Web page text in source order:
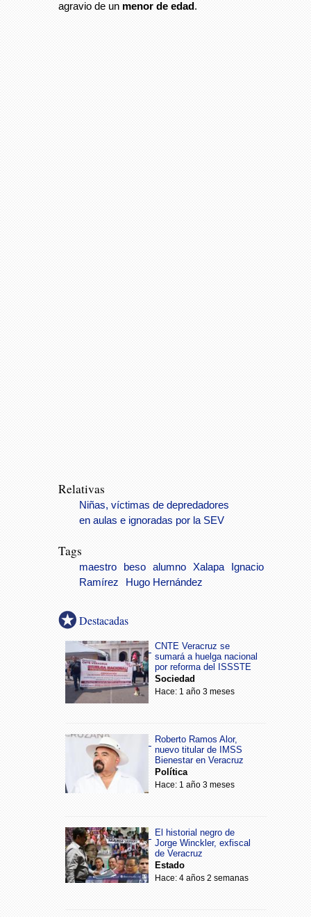
agravio de un menor de edad.
Relativas
Niñas, víctimas de depredadores
en aulas e ignoradas por la SEV
Tags
maestro beso alumno Xalapa
Ignacio
Ramírez
Hugo Hernández
Destacadas
CNTE Veracruz se
sumará a huelga nacional
por reforma del ISSSTE
Sociedad
Hace: 1 año 3 meses
Roberto Ramos Alor,
nuevo titular de IMSS
Bienestar en Veracruz
Política
Hace: 1 año 3 meses
El historial negro de
Jorge Winckler, exfiscal
de Veracruz
Estado
Hace: 4 años 2 semanas